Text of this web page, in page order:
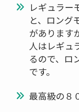
レギュラー
と、ロング
があります
人はレギュ
るので、ロ
です。
最高級の８